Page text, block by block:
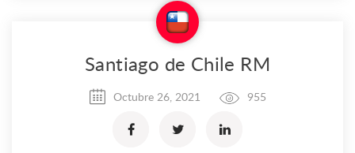
Santiago de Chile RM
Octubre 26, 2021 955